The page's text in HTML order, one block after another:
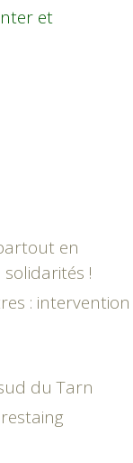
et
en
!
: intervention
du Tarn